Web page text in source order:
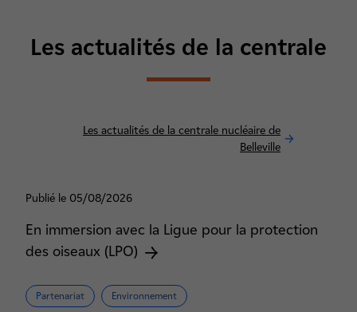
Les actualités de la centrale
Les actualités de la centrale nucléaire de
Belleville
Publié le 05/08/2026
En immersion avec la Ligue pour la protection
des oiseaux (LPO)
Partenariat Environnement